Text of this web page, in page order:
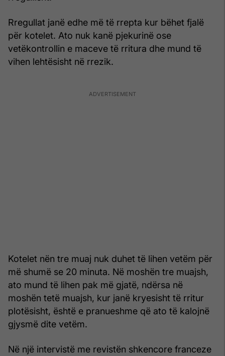
Rregullat janë edhe më të rrepta kur bëhet fjalë
për kotelet. Ato nuk kanë pjekurinë ose
vetëkontrollin e maceve të rritura dhe mund të
vihen lehtësisht në rrezik.
Kotelet nën tre muaj nuk duhet të lihen vetëm për
më shumë se 20 minuta. Në moshën tre muajsh,
ato mund të lihen pak më gjatë, ndërsa në
moshën tetë muajsh, kur janë kryesisht të rritur
plotësisht, është e pranueshme që ato të kalojnë
gjysmë dite vetëm.
Në një intervistë me revistën shkencore franceze